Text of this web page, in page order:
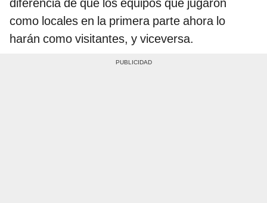
como locales en la primera parte ahora lo
harán como visitantes, y viceversa.